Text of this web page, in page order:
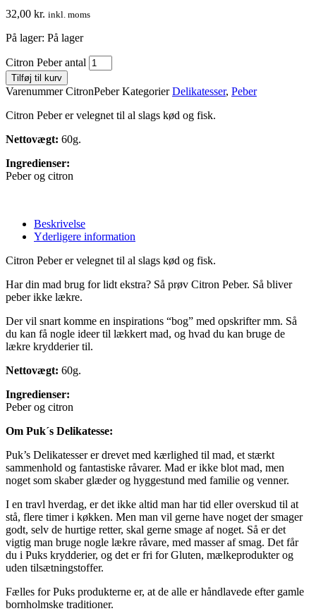
32,00 kr. inkl. moms
På lager: På lager
Citron Peber antal
Tilføj til kurv
VarenummerCitronPeberKategorier Delikatesser, Peber
Citron Peber er velegnet til al slags kød og fisk.
Nettovægt: 60g.
Ingredienser:
Peber og citron
Beskrivelse
Yderligere information
Citron Peber er velegnet til al slags kød og fisk.
Har din mad brug for lidt ekstra? Så prøv Citron Peber. Så bliver
peber ikke lækre.
Der vil snart komme en inspirations “bog” med opskrifter mm. Så
du kan få nogle ideer til lækkert mad, og hvad du kan bruge de
lækre krydderier til.
Nettovægt: 60g.
Ingredienser:
Peber og citron
Om Puk´s Delikatesse:
Puk’s Delikatesser er drevet med kærlighed til mad, et stærkt
sammenhold og fantastiske råvarer. Mad er ikke blot mad, men
noget som skaber glæder og hyggestund med familie og venner.
I en travl hverdag, er det ikke altid man har tid eller overskud til at
stå, flere timer i køkken. Men man vil gerne have noget der smager
godt, selv de hurtige retter, skal gerne smage af noget. Så er det
vigtig man bruge nogle lækre råvare, med masser af smag. Det får
du i Puks krydderier, og det er fri for Gluten, mælkeprodukter og
uden tilsætningstoffer.
Fælles for Puks produkterne er, at de alle er håndlavede efter gamle
bornholmske traditioner.